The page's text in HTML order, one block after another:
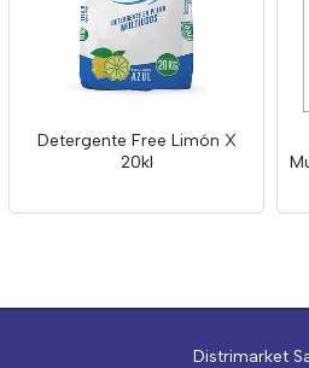
Detergente Free Limón X
20kl
Distrimarket